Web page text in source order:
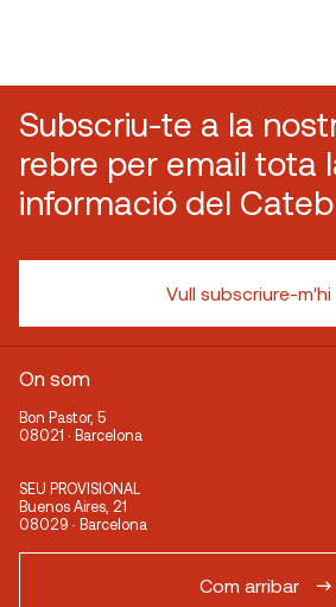
Subscriu-te a la
rebre per email tota
informació del Cateb
Vull subscriure-m'hi
On som
Bon Pastor, 5
08021 · Barcelona
SEU PROVISIONAL
Buenos Aires, 21
08029 · Barcelona
Com arribar